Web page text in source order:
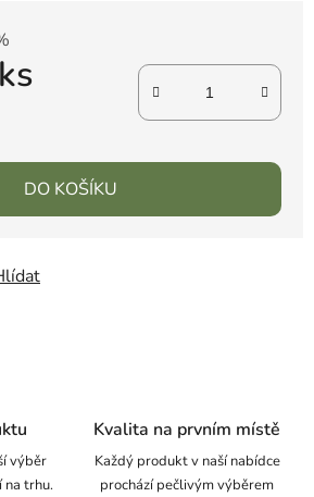
DO KOŠÍKU
výběr
na trhu.
Kvalita na prvním místě
Každý produkt v naší nabídce
prochází pečlivým výběrem